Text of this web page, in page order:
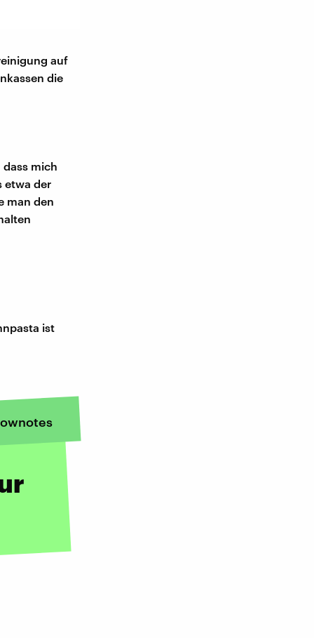
auf
die
mich
etwa der
man den
ist